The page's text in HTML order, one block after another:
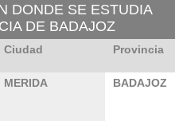
DONDE SE ESTUDIA
DE BADAJOZ
Ciudad Provincia
MERIDA BADAJOZ